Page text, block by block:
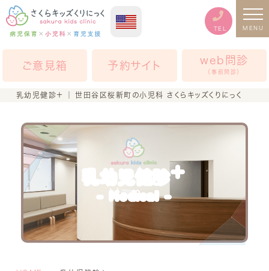
乳幼児健診＋ ｜ 世田谷区桜新町の小児科 さくらキッズくりにっく
TEL
ご意見箱 予約サイト web問診
（事前問診）
MENU
乳幼児健診＋
Medical